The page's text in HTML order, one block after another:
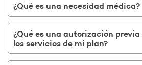
¿Qué es una necesidad médica?
¿Qué es una autorización
los servicios de mi plan?